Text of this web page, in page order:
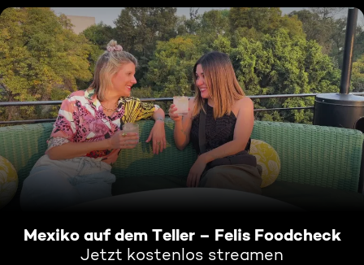
Mexiko auf dem Teller – Felis Foodcheck
Jetzt kostenlos streamen